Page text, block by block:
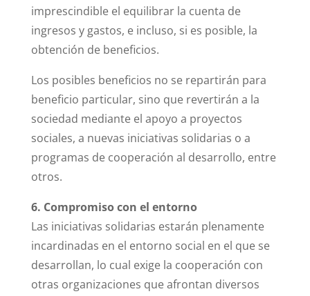
imprescindible el equilibrar la cuenta de
ingresos y gastos, e incluso, si es posible, la
obtención de beneficios.
Los posibles beneficios no se repartirán para
beneficio particular, sino que revertirán a la
sociedad mediante el apoyo a proyectos
sociales, a nuevas iniciativas solidarias o a
programas de cooperación al desarrollo, entre
otros.
6. Compromiso con el entorno
Las iniciativas solidarias estarán plenamente
incardinadas en el entorno social en el que se
desarrollan, lo cual exige la cooperación con
otras organizaciones que afrontan diversos